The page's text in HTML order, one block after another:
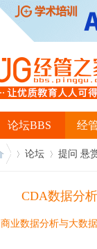
经
论坛BBS
论坛 提问 悬
CDA数据分
商业数据分析与大数